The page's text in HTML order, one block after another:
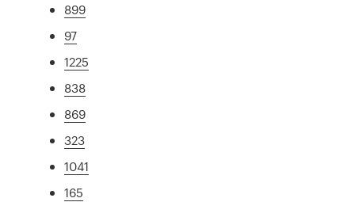
899
97
1225
838
869
323
1041
165